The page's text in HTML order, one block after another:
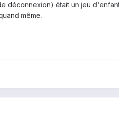
déconnexion) était un jeu
même.